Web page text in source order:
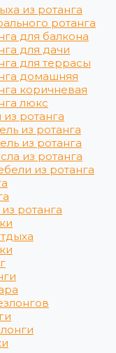
из ротанга
ротанга
для балкона
для дачи
для террасы
домашняя
коричневая
люкс
ротанга
из ротанга
из ротанга
из ротанга
из ротанга
ротанга